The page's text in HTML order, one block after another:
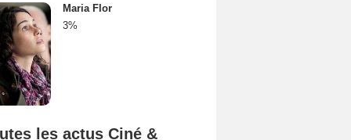
Maria Flor
3%
les actus Ciné &